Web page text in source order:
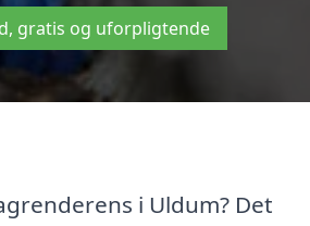
gratis og uforpligtende
i Uldum? Det